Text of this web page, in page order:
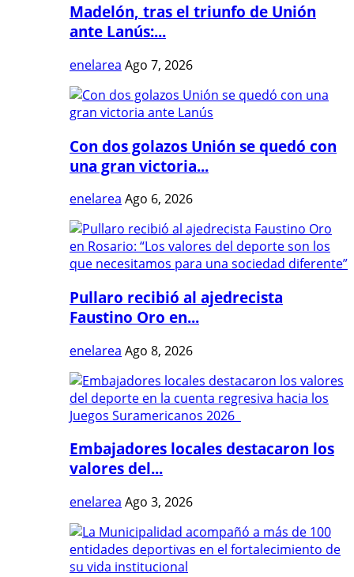
Madelón, tras el triunfo de Unión
ante Lanús:...
enelarea Ago 7, 2026
Con dos golazos Unión se quedó con
una gran victoria...
enelarea Ago 6, 2026
Pullaro recibió al ajedrecista
Faustino Oro en...
enelarea Ago 8, 2026
Embajadores locales destacaron los
valores del...
enelarea Ago 3, 2026